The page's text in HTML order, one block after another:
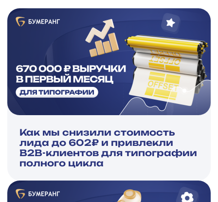
Как мы снизили стоимость
лида до 602₽ и привлекли
B2B-клиентов для типографии
полного цикла